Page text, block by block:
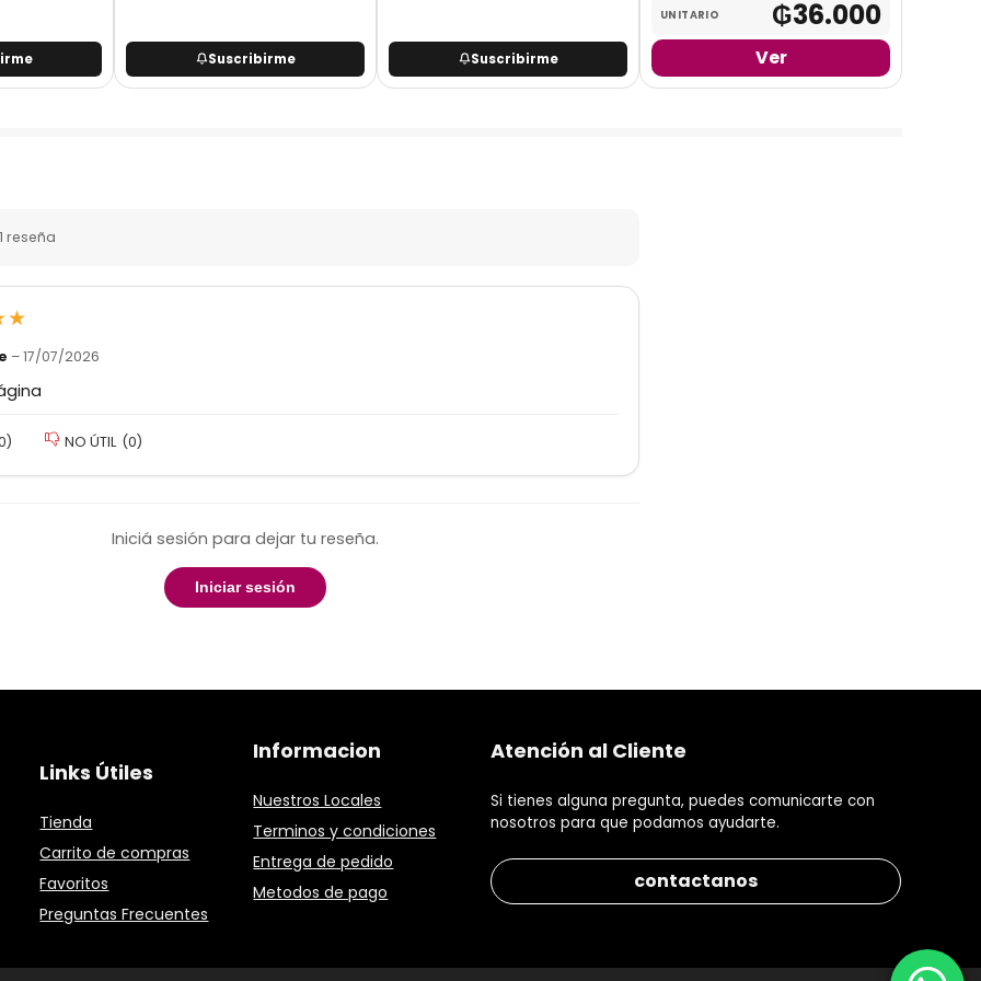
Suscribirme Suscribirme
UNITARIO ₲36.000
Ver
1 reseña
★
–17/07/2026
) NO ÚTIL (0)
Iniciá sesión para dejar tu reseña.
Iniciar sesión
Links Útiles
Tienda
Carrito de compras
Favoritos
Preguntas Frecuentes
Informacion
Nuestros Locales
Terminos y condiciones
Entrega de pedido
Metodos de pago
Atención al Cliente
Si tienes alguna pregunta, puedes comunicarte con
nosotros para que podamos ayudarte.
contactanos